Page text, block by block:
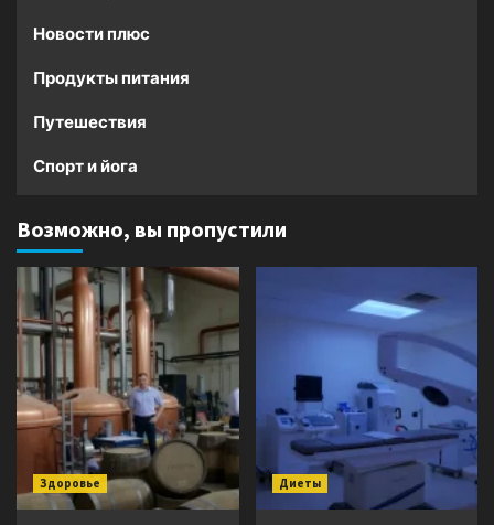
Новости плюс
Продукты питания
Путешествия
Спорт и йога
Возможно, вы пропустили
Здоровье Диеты